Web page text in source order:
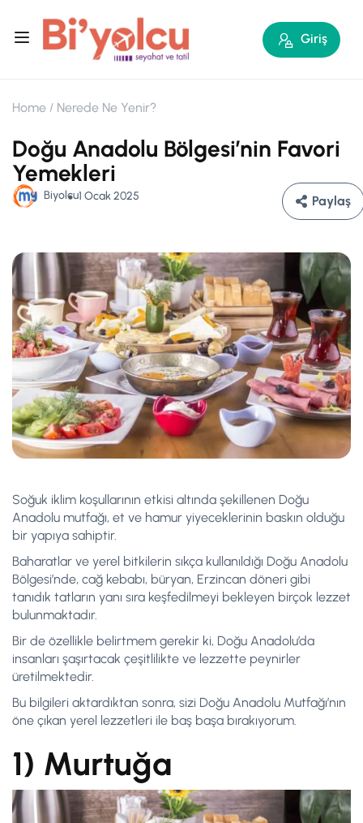
Giriş
Home Nerede Ne Yenir?
Doğu Anadolu Bölgesi’nin Favori
Yemekleri
Biyolcu1 Ocak 2025 Paylaş
Soğuk iklim koşullarının etkisi altında şekillenen Doğu
Anadolu mutfağı, et ve hamur yiyeceklerinin baskın olduğu
bir yapıya sahiptir.
Baharatlar ve yerel bitkilerin sıkça kullanıldığı Doğu Anadolu
Bölgesi’nde, cağ kebabı, büryan, Erzincan döneri gibi
tanıdık tatların yanı sıra keşfedilmeyi bekleyen birçok lezzet
bulunmaktadır.
Bir de özellikle belirtmem gerekir ki, Doğu Anadolu’da
insanları şaşırtacak çeşitlilikte ve lezzette peynirler
üretilmektedir.
Bu bilgileri aktardıktan sonra, sizi Doğu Anadolu Mutfağı’nın
öne çıkan yerel lezzetleri ile baş başa bırakıyorum.
1) Murtuğa